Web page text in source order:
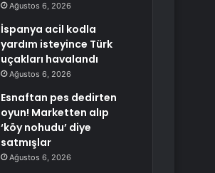
Ağustos 6, 2026
İspanya acil kodla
yardım isteyince Türk
uçakları havalandı
Ağustos 6, 2026
Esnaftan pes dedirten
oyun! Marketten alıp
‘köy nohudu’ diye
satmışlar
Ağustos 6, 2026